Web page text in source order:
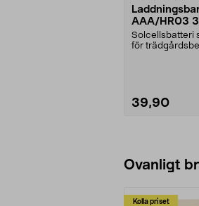
AAA/HR03
2-pack
Solcellsbatteri
för
39,90
Ovanligt
Kolla priset